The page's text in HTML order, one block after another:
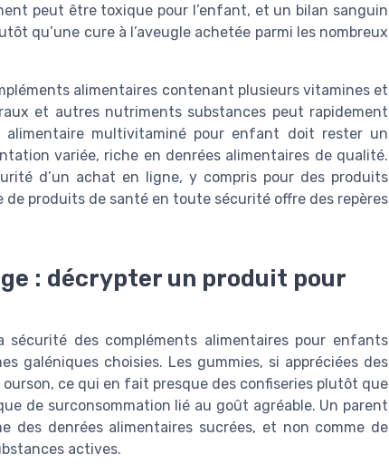
peut être toxique pour l’enfant, et un bilan sanguin
qu’une cure à l’aveugle achetée parmi les nombreux
alimentaires contenant plusieurs vitamines et
et autres nutriments substances peut rapidement
alimentaire multivitaminé pour enfant doit rester un
variée, riche en denrées alimentaires de qualité.
d’un achat en ligne, y compris pour des produits
produits de santé en toute sécurité offre des repères
: décrypter un produit pour
des compléments alimentaires pour enfants
galéniques choisies. Les gummies, si appréciées des
ce qui en fait presque des confiseries plutôt que
de surconsommation lié au goût agréable. Un parent
denrées alimentaires sucrées, et non comme de
actives.